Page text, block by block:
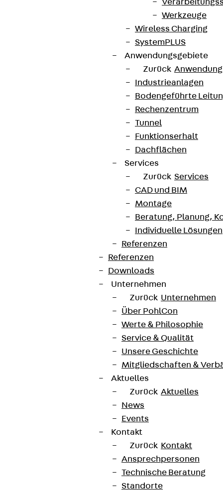
Werkzeuge
Wireless Charging
SystemPLUS
Anwendungsgebiete
Zurück
Industrieanlagen
Bodengeführte
Rechenzentrum
Tunnel
Funktionserhalt
Dachflächen
Services
Zurück Services
CAD und BIM
Montage
Beratung, Planung,
Individuelle Lösungen
Referenzen
Referenzen
Downloads
Unternehmen
Zurück Unternehmen
Über PohlCon
Werte & Philosophie
Service & Qualität
Unsere Geschichte
Mitgliedschaften &
Aktuelles
Zurück Aktuelles
News
Events
Kontakt
Zurück Kontakt
Ansprechpersonen
Technische Beratung
Standorte